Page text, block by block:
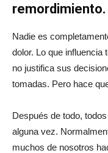
remordimiento.
Nadie es
dolor. Lo que influencia
no justifica sus
tomadas. Pero hace
Después de todo,
alguna vez.
muchos de nosotros